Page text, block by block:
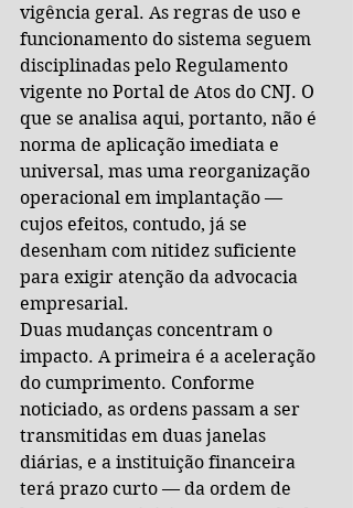
vigência geral. As regras de uso e
funcionamento do sistema seguem
disciplinadas pelo Regulamento
vigente no Portal de Atos do CNJ. O
que se analisa aqui, portanto, não é
norma de aplicação imediata e
universal, mas uma reorganização
operacional em implantação —
cujos efeitos, contudo, já se
desenham com nitidez suficiente
para exigir atenção da advocacia
empresarial.
Duas mudanças concentram o
impacto. A primeira é a aceleração
do cumprimento. Conforme
noticiado, as ordens passam a ser
transmitidas em duas janelas
diárias, e a instituição financeira
terá prazo curto — da ordem de